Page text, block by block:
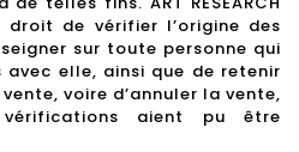
droit de vérifier l’origine des
sur toute personne qui
elle, ainsi que de retenir
voire d’annuler la vente,
aient pu être